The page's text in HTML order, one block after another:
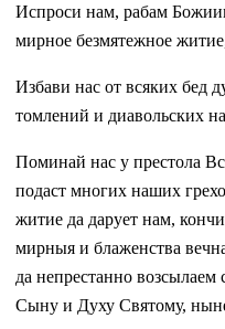
Испроси нам, рабам
мирное безмятежное
Избави нас от всяких бед
томлений и диавольских
Поминай нас у престола
подаст многих наших
житие да дарует нам,
мирныя и блаженства
да непрестанно
Сыну и Духу Святому,